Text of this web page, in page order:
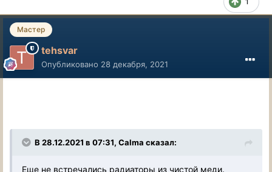
Мастер
tehsvar
Опубликовано 28 декабря, 2021
В 28.12.2021 в 07:31, Calma сказал:
Еще не встречались радиаторы из чистой меди.